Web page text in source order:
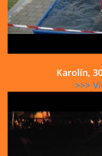
Karolín,
>>>